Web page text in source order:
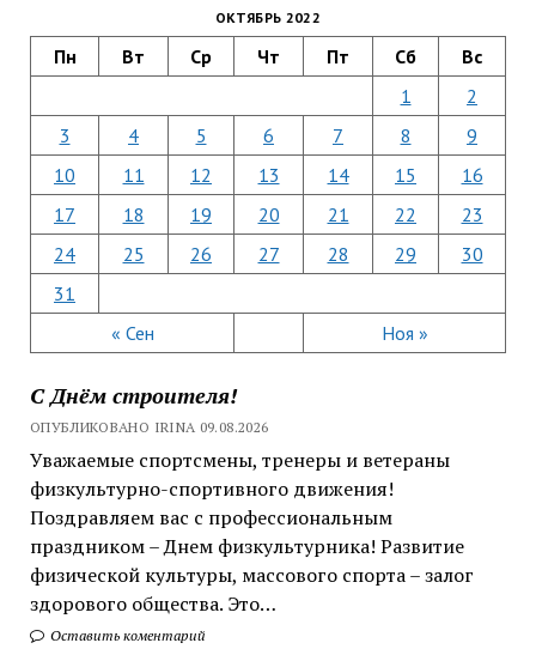
ОКТЯБРЬ 2022
Пн Вт Ср Чт Пт Сб Вс
« Сен Ноя »
1
2
3
4 5 6 7 8
9
10
11 12 13 14 15
16
17
18 19 20 21 22
23
24
25 26 27 28 29
30
31
С Днём строителя!
ОПУБЛИКОВАНО IRINA 09.08.2026
Уважаемые спортсмены, тренеры и ветераны
физкультурно-спортивного движения!
Поздравляем вас с профессиональным
праздником – Днем физкультурника! Развитие
физической культуры, массового спорта – залог
здорового общества. Это…
Оставить коментарий